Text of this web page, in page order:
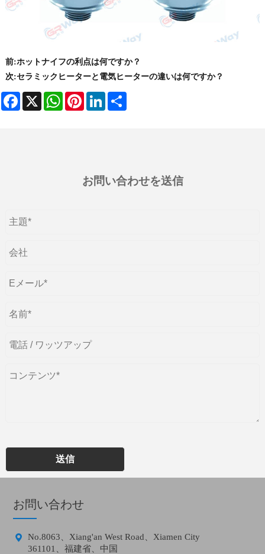
前:ホットナイフの利点は何ですか？
次:セラミックヒーターと電気ヒーターの違いは何ですか？
Facebook
X WhatsAppPinterestLinkedIn
お問い合わせを送信
送信
お問い合わせ

No.8063、Xiang'an West Road、Xiamen City
361101、福建省、中国